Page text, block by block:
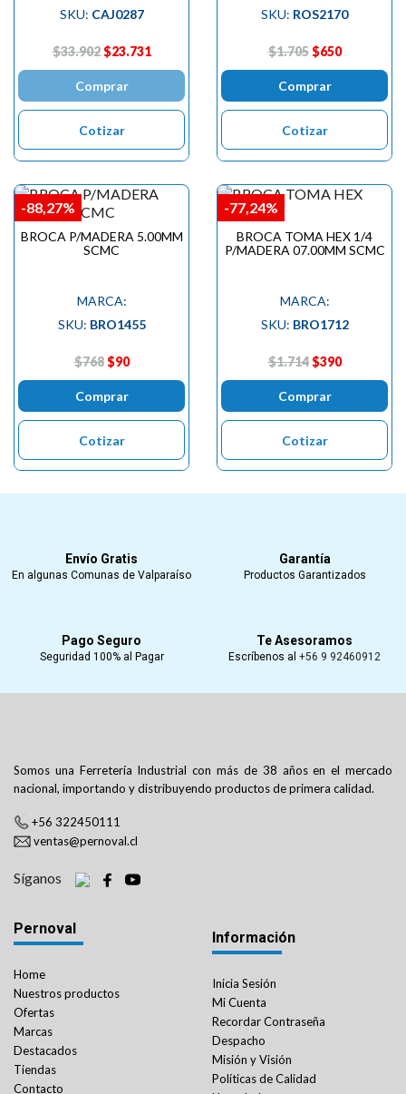
SKU: CAJ0287
$33.902 $23.731
Comprar
Cotizar
SKU: ROS2170
$1.705 $650
Comprar
Cotizar
BROCA P/MADERA 5.00MM
SCMC
MARCA:
SKU: BRO1455
$768 $90
Comprar
Cotizar
-88,27%
BROCA TOMA HEX 1/4
P/MADERA 07.00MM SCMC
MARCA:
SKU: BRO1712
$1.714 $390
Comprar
Cotizar
-77,24%
Envío Gratis
En algunas Comunas de Valparaíso
Garantía
Productos Garantizados
Pago Seguro
Seguridad 100% al Pagar
Te Asesoramos
Escríbenos al +56 9 92460912
Somos una Ferretería Industrial con más de 38 años en el mercado
nacional, importando y distribuyendo productos de primera calidad.
+56 322450111
ventas@pernoval.cl
Síganos
Pernoval
Home
Nuestros productos
Ofertas
Marcas
Destacados
Tiendas
Contacto
Información
Inicia Sesión
Mi Cuenta
Recordar Contraseña
Despacho
Misión y Visión
Políticas de Calidad